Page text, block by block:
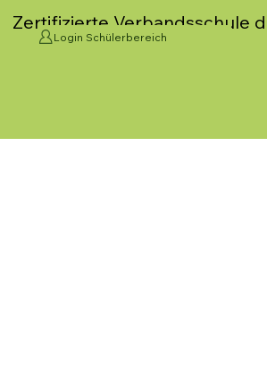
Zertifizierte Verbandsschule
Login Schülerbereich